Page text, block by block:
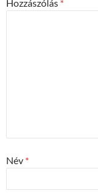
Hozzászólás *
Név *